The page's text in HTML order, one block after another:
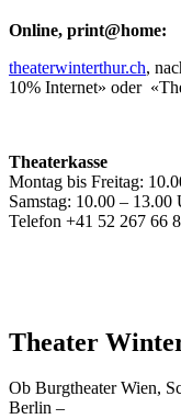
Online, print@home:
theaterwinterthur.ch,
10% Internet» oder
Theaterkasse
Montag bis Freitag:
Samstag: 10.00 – 13.00
Telefon +41 52 267 66
Theater
Ob Burgtheater Wien,
Berlin –